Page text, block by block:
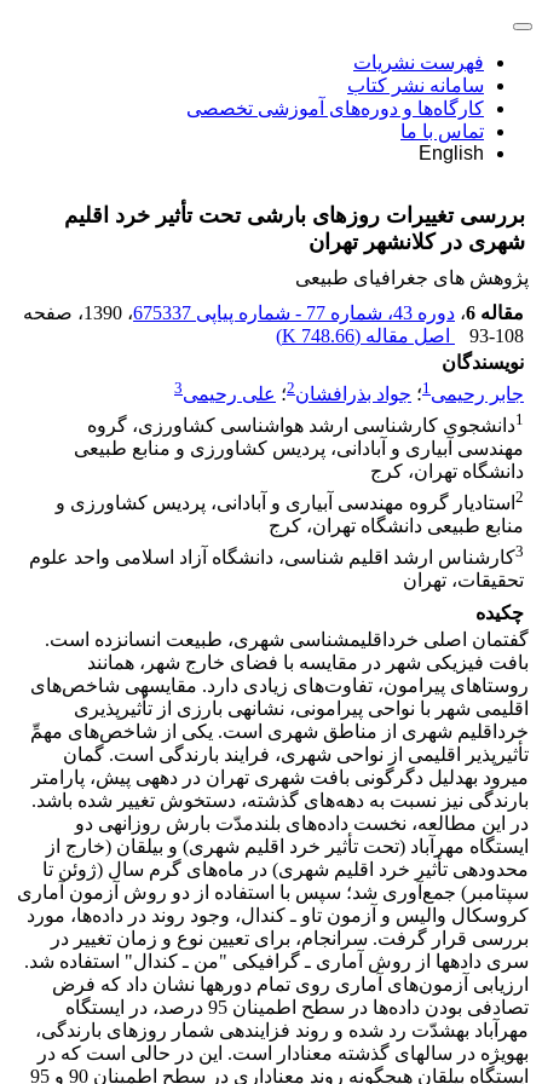
فهرست نشریات
سامانه نشر کتاب
کارگاه‌ها و دوره‌های آموزشی تخصصی
تماس با ما
English
بررسی تغییرات روزهای بارشی تحت تأثیر خرد اقلیم
شهری در کلانشهر تهران
پژوهش های جغرافیای طبیعی
مقاله 6
، دوره 43، شماره 77 - شماره پیاپی 675337 ، 1390
، صفحه
93-108
اصل مقاله (748.66 K
)
نویسندگان
جابر رحیمی1؛ جواد بذرافشان2؛ علی رحیمی3
1دانشجوی کارشناسی ارشد هواشناسی کشاورزی، گروه
مهندسی آبیاری و آبادانی، پردیس کشاورزی و منابع طبیعی
دانشگاه تهران، کرج
2 استادیار گروه مهندسی آبیاری و آبادانی، پردیس کشاورزی و
منابع طبیعی دانشگاه تهران، کرج
3کارشناس ارشد اقلیم شناسی، دانشگاه آزاد اسلامی واحد علوم
تحقیقات، تهران
چکیده
گفتمان اصلی خرداقلیم‎شناسی شهری، طبیعت انسان‎زده است.
بافت فیزیکی شهر در مقایسه با فضای خارج شهر، همانند
روستاهای پیرامون، تفاوت‌های زیادی دارد. مقایسه‎ی شاخص‌های
اقلیمی شهر با نواحی پیرامونی، نشانه‎ی بارزی از تأثیرپذیری
خرداقلیم شهری از مناطق شهری است. یکی از شاخص‌های مهمِّ
تأثیرپذیر اقلیمی از نواحی شهری، فرایند بارندگی است. گمان
می‎رود به‎دلیل دگرگونی بافت شهری تهران در دهه‎ی پیش، پارامتر
بارندگی نیز نسبت به دهه‌های گذشته، دستخوش تغییر شده باشد.
در این مطالعه، نخست داده‌های بلندمدّت بارش روزانه‎ی دو
ایستگاه مهرآباد (تحت تأثیر خرد اقلیم شهری) و بیلقان (خارج از
محدوده‎ی تأثیر خرد اقلیم شهری) در ماه‌های گرم سال (ژوئن تا
سپتامبر) جمع‌آوری شد؛ سپس با استفاده از دو روش آزمون آماری
کروسکال والیس و آزمون تاو ـ کندال، وجود روند در داده‌ها، مورد
بررسی قرار گرفت. سرانجام، برای تعیین نوع و زمان تغییر در
سری داده‎ها از روش آماری ـ گرافیکی "من ـ کندال" استفاده شد.
ارزیابی آزمون‌های آماری روی تمام دوره‎ها نشان داد که فرض
تصادفی بودن داده‌ها در سطح اطمینان 95 درصد، در ایستگاه
مهرآباد به‎شدّت رد شده و روند فزاینده‎ی شمار روزهای بارندگی،
به‎ویژه در سال‎های گذشته معنادار است. این در حالی است که در
ایستگاه بیلقان هیچ‎گونه روند معنا‌داری در سطح اطمینان 90 و 95